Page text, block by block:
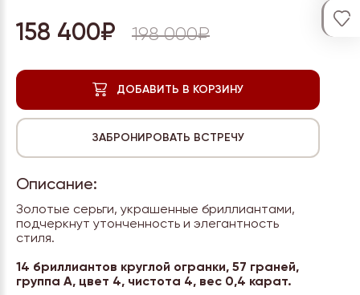
158 400₽ 198 000₽
Описание:
Золотые серьги, украшенные бриллиантами,
подчеркнут утонченность и элегантность
стиля.
14 бриллиантов круглой огранки, 57 граней,
группа А, цвет 4, чистота 4, вес 0,4 карат.